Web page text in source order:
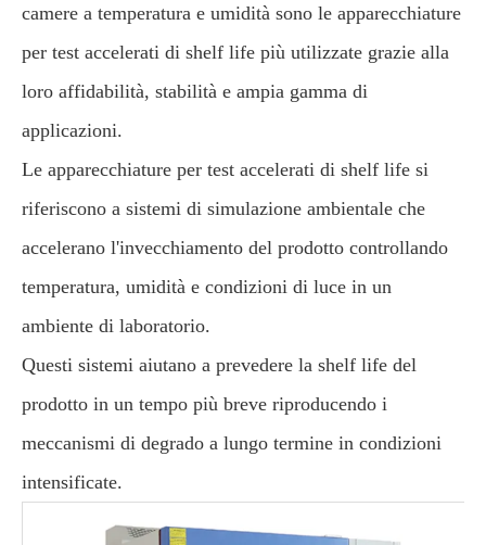
camere a temperatura e umidità sono le apparecchiature
per test accelerati di shelf life più utilizzate grazie alla
loro affidabilità, stabilità e ampia gamma di
applicazioni.
Le apparecchiature per test accelerati di shelf life si
riferiscono a sistemi di simulazione ambientale che
accelerano l'invecchiamento del prodotto controllando
temperatura, umidità e condizioni di luce in un
ambiente di laboratorio.
Questi sistemi aiutano a prevedere la shelf life del
prodotto in un tempo più breve riproducendo i
meccanismi di degrado a lungo termine in condizioni
intensificate.